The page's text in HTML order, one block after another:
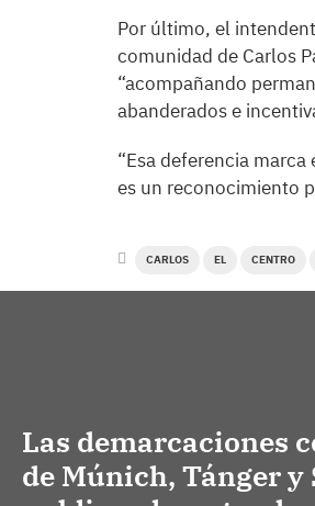
Por último, el
comunidad de Carlos
“acompañando
abanderados e
“Esa deferencia
es un reconocimiento
CARLOS EL CENTRO
Las demarcaciones
de Múnich, Tánger y